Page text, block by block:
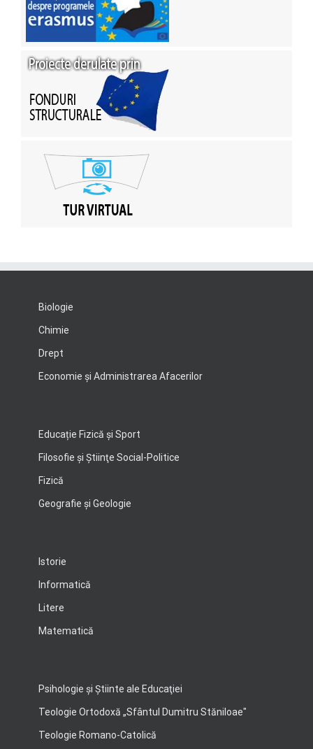
Biologie
Chimie
Drept
Economie şi Administrarea Afacerilor
Educație Fizică și Sport
Filosofie şi Ştiinţe Social-Politice
Fizică
Geografie şi Geologie
Istorie
Informatică
Litere
Matematică
Psihologie şi Ştiinte ale Educaţiei
Teologie Ortodoxă „Sfântul Dumitru Stăniloae"
Teologie Romano-Catolică